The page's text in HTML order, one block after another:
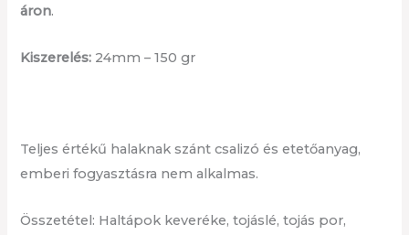
áron.
Kiszerelés: 24mm – 150 gr
Teljes értékű halaknak szánt csalizó és etetőanyag,
emberi fogyasztásra nem alkalmas.
Összetétel: Haltápok keveréke, tojáslé, tojás por,